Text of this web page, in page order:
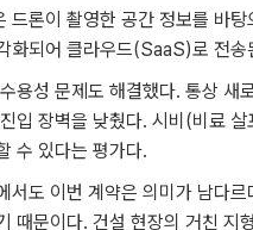
드론이 촬영한 공간 정보를 바
화되어 클라우드(SaaS)로 전
용성 문제도 해결했다. 통상 새
입 장벽을 낮췄다. 시비(비료
수 있다는 평가다.
서도 이번 계약은 의미가 남다
때문이다. 건설 현장의 거친 지